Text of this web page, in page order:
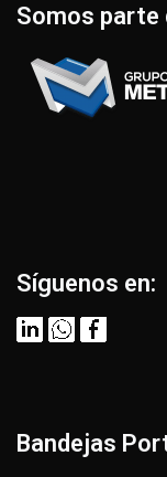
Somos parte
Síguenos en:
Bandejas